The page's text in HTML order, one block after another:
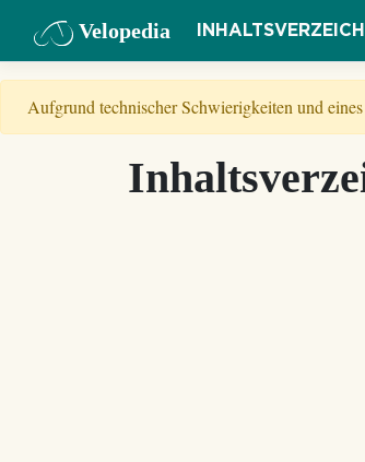
Velopedia
Aufgrund technischer Schwierigkeiten und